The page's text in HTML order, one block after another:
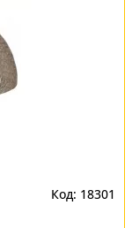
18301